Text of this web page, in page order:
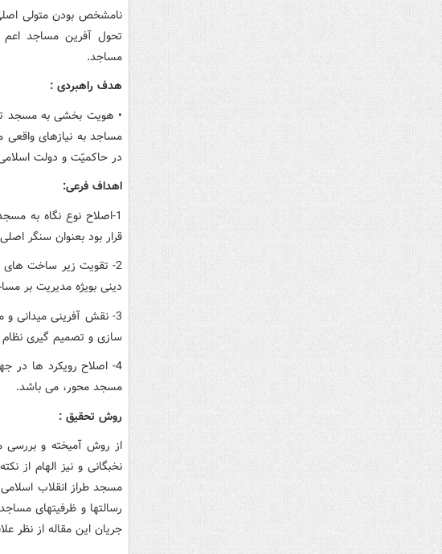
نامشخص بودن متولی
تحول آفرین مساجد اعم
مساجد.
هدف راهبردی :
• هویت بخشی به مسجد
مساجد به نیازهای
در حاکمیّت و دولت
اهداف فرعی:
1-اصلاح نوع نگاه به
قرار بود بعنوان سنگر
2- تقویت زیر ساخت های
دینی بویژه مدیریت بر
3- نقش آفرینی میدانی
سازی و تصمیم گیری نظام
4- اصلاح رویکرد ها در
مسجد محور، می باشد.
روش تحقیق :
از روش آمیخته و بررسی
نخبگانی و نیز الهام از
رسالتها و ظرفیتهای
جریان این مقاله از نظر